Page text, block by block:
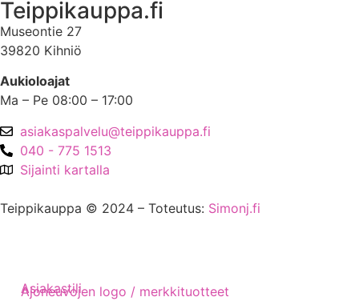
Teippikauppa.fi
Museontie 27
39820 Kihniö
Aukioloajat
Ma – Pe 08:00 – 17:00
asiakaspalvelu@teippikauppa.fi
040 - 775 1513
Sijainti kartalla
Teippikauppa © 2024 – Toteutus: Simonj.fi
Ajoneuvojen logo / merkkituotteet
Asiakastili